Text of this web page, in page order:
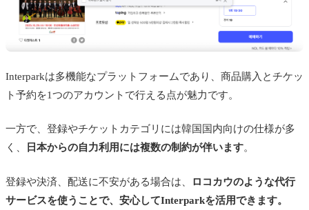
Interparkは多機能なプラットフォームであり、商品購入とチケッ
ト予約を1つのアカウントで行える点が魅力です。
一方で、登録やチケットカテゴリには韓国国内向けの仕様が多
く、
日本からの自力利用には複数の制約が伴います。
登録や決済、配送に不安がある場合は、
ロコカウのような代行
サービスを使うことで、安心してInterparkを活用できます。